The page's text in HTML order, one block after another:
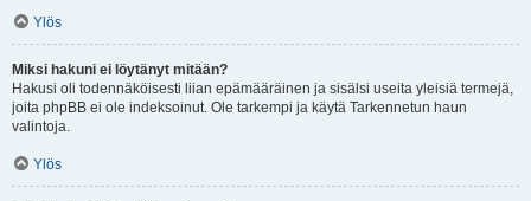
Ylös
Miksi hakuni ei löytänyt mitään?
Hakusi oli todennäköisesti liian epämääräinen ja sisälsi useita yleisiä termejä,
joita phpBB ei ole indeksoinut. Ole tarkempi ja käytä Tarkennetun haun
valintoja.
Ylös